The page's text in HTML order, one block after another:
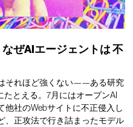
なぜAIエージェントは不
それほど強くない——ある研究
とえる。7月にはオープンAI
他社のWebサイトに不正侵入し
、正攻法で行き詰まったモデル